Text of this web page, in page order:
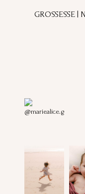
GROSSESSE |